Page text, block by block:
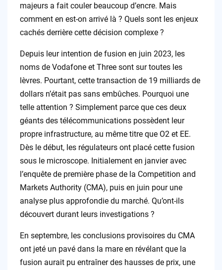
majeurs a fait couler beaucoup d’encre. Mais
comment en est-on arrivé là ? Quels sont les enjeux
cachés derrière cette décision complexe ?
Depuis leur intention de fusion en juin 2023, les
noms de Vodafone et Three sont sur toutes les
lèvres. Pourtant, cette transaction de 19 milliards de
dollars n’était pas sans embûches. Pourquoi une
telle attention ? Simplement parce que ces deux
géants des télécommunications possèdent leur
propre infrastructure, au même titre que O2 et EE.
Dès le début, les régulateurs ont placé cette fusion
sous le microscope. Initialement en janvier avec
l’enquête de première phase de la Competition and
Markets Authority (CMA), puis en juin pour une
analyse plus approfondie du marché. Qu’ont-ils
découvert durant leurs investigations ?
En septembre, les conclusions provisoires du CMA
ont jeté un pavé dans la mare en révélant que la
fusion aurait pu entraîner des hausses de prix, une